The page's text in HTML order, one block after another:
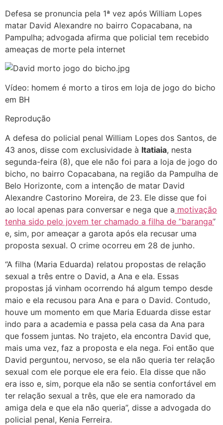
Defesa se pronuncia pela 1ª vez após William Lopes
matar David Alexandre no bairro Copacabana, na
Pampulha; advogada afirma que policial tem recebido
ameaças de morte pela internet
Vídeo: homem é morto a tiros em loja de jogo do bicho
em BH
Reprodução
A defesa do policial penal William Lopes dos Santos, de
43 anos, disse com exclusividade à Itatiaia, nesta
segunda-feira (8), que ele não foi para a loja de jogo do
bicho, no bairro Copacabana, na região da Pampulha de
Belo Horizonte, com a intenção de matar David
Alexandre Castorino Moreira, de 23. Ele disse que foi
ao local apenas para conversar e nega que a motivação
tenha sido pelo jovem ter chamado a filha de ”baranga’’
e, sim, por ameaçar a garota após ela recusar uma
proposta sexual. O crime ocorreu em 28 de junho.
“A filha (Maria Eduarda) relatou propostas de relação
sexual a três entre o David, a Ana e ela. Essas
propostas já vinham ocorrendo há algum tempo desde
maio e ela recusou para Ana e para o David. Contudo,
houve um momento em que Maria Eduarda disse estar
indo para a academia e passa pela casa da Ana para
que fossem juntas. No trajeto, ela encontra David que,
mais uma vez, faz a proposta e ela nega. Foi então que
David perguntou, nervoso, se ela não queria ter relação
sexual com ele porque ele era feio. Ela disse que não
era isso e, sim, porque ela não se sentia confortável em
ter relação sexual a três, que ele era namorado da
amiga dela e que ela não queria”, disse a advogada do
policial penal, Kenia Ferreira.